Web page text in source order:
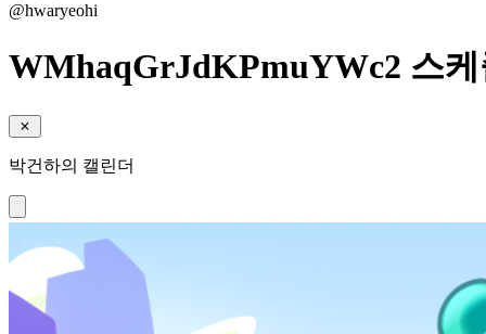
@hwaryeohi
WMhaqGrJdKPmuYWc2 스
박건하의 캘린더